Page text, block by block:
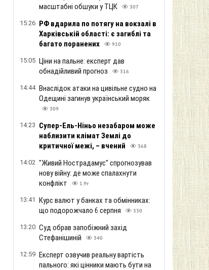
масштабні обшуки у ТЦК
307
15:26 РФ вдарила по потягу на вокзалі в
Харківській області: є загиблі та
багато поранених
910
15:05 Ціни на пальне: експерт дав
обнадійливий прогноз
316
14:44 Внаслідок атаки на цивільне судно на
Одещині загинув український моряк
309
14:23 Супер-Ель-Ніньо незабаром може
наблизити клімат Землі до
критичної межі, – вчений
368
14:02 "Живий Нострадамус" спрогнозував
нову війну: де може спалахнути
конфлікт
1.9т
13:41 Курс валют у банках та обмінниках:
що подорожчало 6 серпня
330
13:20 Суд обрав запобіжний захід
Стефанішиній
340
12:59 Експерт озвучив реальну вартість
пального: які цінники мають бути на